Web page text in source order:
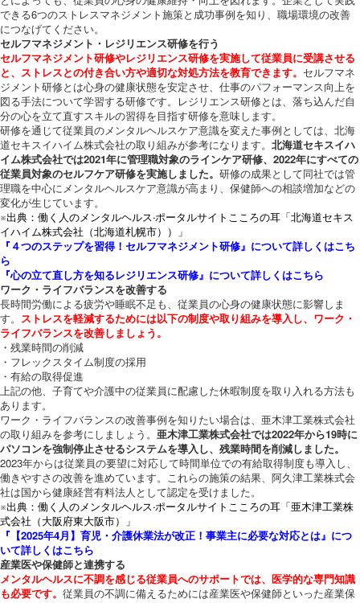
できる6つのストレスマネジメント施策と成功事例を知り、職場環境の改善
につなげてください。
セルフマネジメント・レジリエンス研修を行う
セルフマネジメント研修やレジリエンス研修を実施して従業員に受講させる
と、ストレスとの付き合い方や適切な対処方法を教育できます。 セルフマネ
ジメント研修とは心身の健康状態を安定させ、仕事のパフォーマンス向上を
図る手法について学習する研修です。レジリエンス研修とは、落ち込んだ自
分の心を立て直すスキルの習得を目指す研修を意味します。
研修を通じて従業員のメンタルヘルスケア意識を変えた事例としては、北海
道セキスイハイム株式会社の取り組みが参考になります。 北海道セキスイハ
イム株式会社では2021年に管理職対象のラインケア研修、2022年にすべての
従業員対象のセルフケア研修を実施しました。 研修の成果として同社では管
理職を中心にメンタルヘルスケア意識が高まり、保健師への相談増加などの
変化が生じています。
※出典：働く人のメンタルヘルス·ポータルサイトこころの耳「北海道セキス
イハイム株式会社（北海道札幌市））」
『４つのステップを習得！セルフマネジメント研修』について詳しくはこち
ら
『心の立て直し方を知るレジリエンス研修』について詳しくはこちら
ワーク・ライフバランスを改善する
長時間労働による疲労や睡眠不足も、従業員の心身の健康状態に影響しま
す。 ストレスを軽減するためには以下の制度や取り組みを導入し、ワーク・
ライフバランスを改善しましょう。
・残業時間の削減
・フレックスタイム制度の採用
・有給の取得促進
上記の他、子育てや介護中の従業員に配慮した休暇制度を取り入れる方法も
あります。
ワーク・ライフバランスの改善事例を知りたい場合は、亜木津工業株式会社
の取り組みを参考にしましょう。 亜木津工業株式会社では2022年から19時に
パソコンを強制停止させるシステムを導入し、残業時間を削減しました。
2023年からは従業員の要望に対応して時間単位での有給取得制度も導入し、
働きやすさの改善を進めています。これらの施策の結果、阿久津工業株式会
社は国から健康経営有料法人として認定を受けました。
※出典：働く人のメンタルヘルス·ポータルサイトこころの耳「亜木津工業株
式会社（大阪府東大阪市）」
『【2025年4月】育児・介護休業法が改正！事業主に必要な対応とは』につ
いて詳しくはこちら
産業医や保健師と連携する
メンタルヘルスに不調を感じる従業員へのサポートでは、医学的な専門知識
も必要です。 従業員の不調に備えるためには産業医や保健師といった産業保